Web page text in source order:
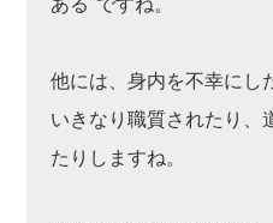
ある"ですね。
他には、身内を不幸にし
いきなり職質されたり、
たりしますね。